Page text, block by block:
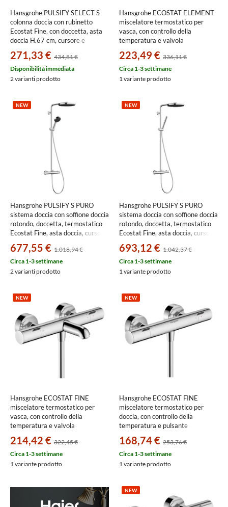
Hansgrohe PULSIFY SELECT S
colonna doccia con rubinetto
Ecostat Fine, con doccetta, asta
doccia H.67 cm, cursore e
24262000
271,33 € 434,81 €
Disponibilità immediata
2 varianti prodotto
Hansgrohe ECOSTAT ELEMENT
miscelatore termostatico per
vasca, con controllo della
temperatura e valvola
13347000
223,49 € 336,11 €
Circa 1-3 settimane
1 variante prodotto
NEW
Hansgrohe PULSIFY S PURO
sistema doccia con soffione doccia
rotondo, doccetta, termostatico
Ecostat Fine, asta doccia, cursore
24237000
677,55 € 1.018,94 €
Circa 1-3 settimane
2 varianti prodotto
NEW
Hansgrohe PULSIFY S PURO
sistema doccia con soffione doccia
rotondo, doccetta, termostatico
Ecostat Fine, asta doccia, cursore
24223000
693,12 € 1.042,37 €
Circa 1-3 settimane
1 variante prodotto
NEW
Hansgrohe ECOSTAT FINE
miscelatore termostatico per
vasca, con controllo della
temperatura e valvola
13325000
214,42 € 322,45 €
Circa 1-3 settimane
1 variante prodotto
NEW
Hansgrohe ECOSTAT FINE
miscelatore termostatico per
doccia, con controllo della
temperatura e pulsante
13323000
168,74 € 253,76 €
Circa 1-3 settimane
1 variante prodotto
NEW